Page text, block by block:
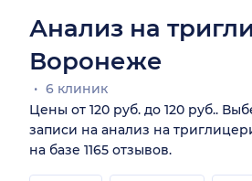
Анализ на
Воронеже
6 клиник
Цены от 120 руб. до 120 руб..
записи на анализ на
на базе 1165 отзывов.